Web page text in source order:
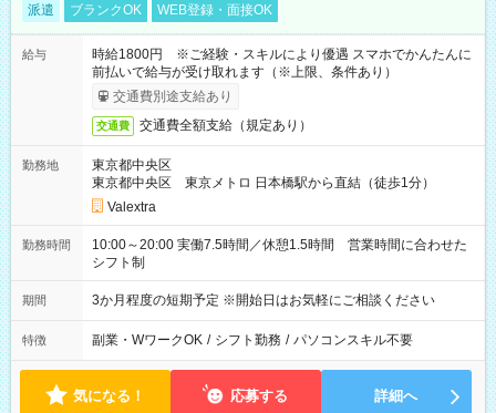
派遣 ブランクOK WEB登録・面接OK
給与
時給1800円 ※ご経験・スキルにより優遇 スマホでかんたんに
前払いで給与が受け取れます（※上限、条件あり）
交通費別途支給あり
交通費 交通費全額支給（規定あり）
勤務地
東京都中央区
東京都中央区 東京メトロ 日本橋駅から直結（徒歩1分）
Valextra
勤務時間
10:00～20:00 実働7.5時間／休憩1.5時間 営業時間に合わせた
シフト制
期間 3か月程度の短期予定 ※開始日はお気軽にご相談ください
特徴 副業・WワークOK / シフト勤務 / パソコンスキル不要
気になる！ 応募する 詳細へ